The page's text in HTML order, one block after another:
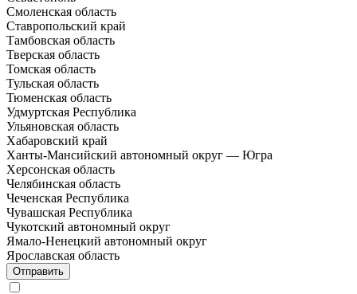
Смоленская область
Ставропольский край
Тамбовская область
Тверская область
Томская область
Тульская область
Тюменская область
Удмуртская Республика
Ульяновская область
Хабаровский край
Ханты-Мансийский автономный округ — Югра
Херсонская область
Челябинская область
Чеченская Республика
Чувашская Республика
Чукотский автономный округ
Ямало-Ненецкий автономный округ
Ярославская область
Отправить